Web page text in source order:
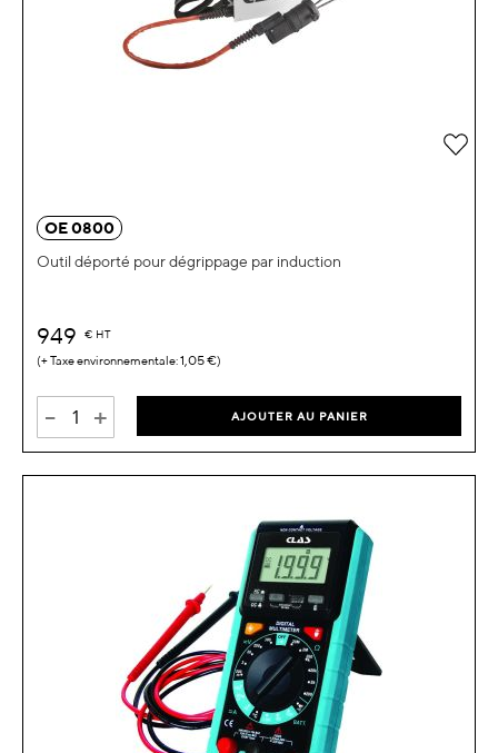
OE 0800
Outil déporté pour dégrippage par induction
949 € HT
1,05 €
- + AJOUTER AU PANIER